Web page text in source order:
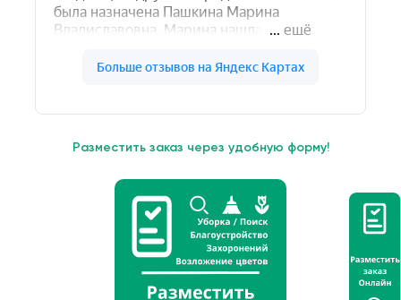
Разместить заказ через удобную форму!